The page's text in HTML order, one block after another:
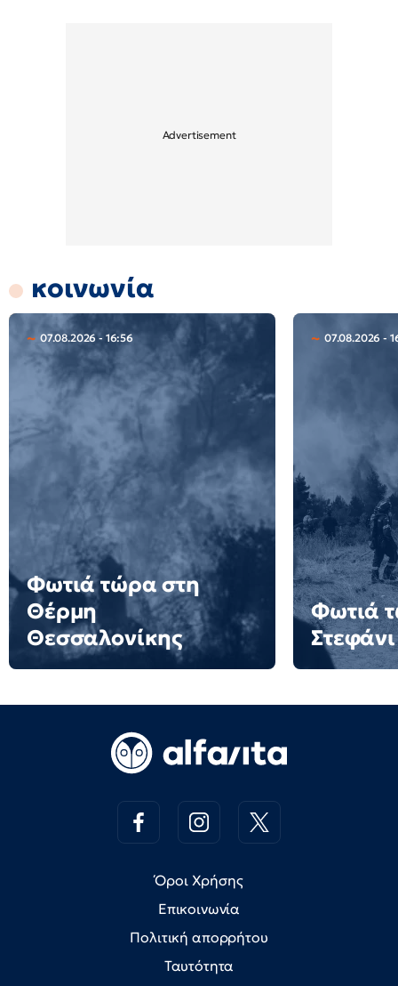
κοινωνία
07.08.2026 - 16:56
Φωτιά τώρα στη
Θέρμη
Θεσσαλονίκης
07.08.2026 -
Φωτιά
Όροι Χρήσης
Επικοινωνία
Πολιτική απορρήτου
Ταυτότητα